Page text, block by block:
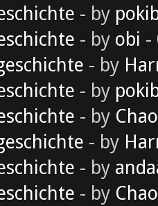
- by
- by obi -
- by
- by
- by
- by
- by
- by